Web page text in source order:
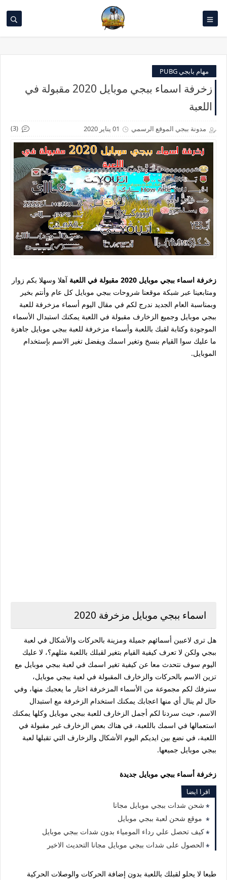
مهام بابجي PUBG
زخرفة اسماء ببجي موبايل 2020 مقبولة في
اللعبة
مدونة ببجي الموقع الرسمي 01 يناير 2020 (3)
زخرفة اسماء ببجي موبايل 2020 مقبولة في اللعبة
آهلا وسهلا بكم زوار
ومتابعينا عبر شبكة موقعنا شروحات ببجي موبايل كل عام وأنتم بخير
وبمناسبة العام الجديد ندرج لكم في مقال اليوم أسماء مزخرفة للعبة
ببجي موبايل وجميع الزخارف مقبولة في اللعبة يمكنك استبدال الأسماء
الموجودة وكتابة لقبك باللعبة وأسماء مزخرفة للعبة ببجي موبايل جاهزة
ما عليك سوا القيام بنسخ وتغير اسمك ويفضل تغير الاسم بإستخدام
الموبايل.
اسماء ببجي موبايل مزخرفة 2020
هل ترى لاعبين أسمائهم جميلة ومزينة بالحركات والأشكال في لعبة
ببجي ولكن لا تعرف كيفية القيام بتغير لقبلك باللعبة مثلهم؟، لا عليك
اليوم سوف نتحدث معا عن كيفية تغير اسمك في لعبة ببجي موبايل مع
تزين الاسم بالحركات والزخارف المقبولة في لعبة ببجي موبايل،
سنرفك لكم مجموعة من الأسماء المزخرفة اختار ما يعجبك منها، وفي
حال لم ينال أي منها اعجابك يمكنك استخدام الزخرفة مع استبدال
الاسم، حيث سردنا لكم أجمل الزخارف للعبة ببجي موبايل وكلها يمكنك
استعمالها في اسمك باللعبة، في هناك بعض الزخارف غير مقبولة في
اللعبة، في نضع بين ايديكم اليوم الأشكال والزخارف التي تقبلها لعبة
ببجي موبايل جميعها.
زخرفة أسماء ببجي موبايل جديدة
اقرا ايضا
شحن شدات ببجي موبايل مجانا
موقع شحن لعبة ببجي موبايل
كيف تحصل علي رداء المومياء بدون شدات ببجي موبايل
الحصول على شدات ببجي موبايل مجانا التحديث الاخير
طبعا لا يحلو لقبلك باللعبة بدون إضافة الحركات والوصلات الحركية